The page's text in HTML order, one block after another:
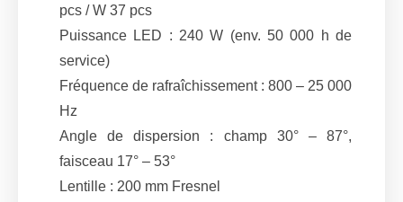
pcs / W 37 pcs
Puissance LED : 240 W (env. 50 000 h de
service)
Fréquence de rafraîchissement : 800 – 25 000
Hz
Angle de dispersion : champ 30° – 87°,
faisceau 17° – 53°
Lentille : 200 mm Fresnel